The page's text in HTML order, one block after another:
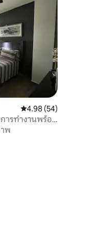
คะแนนเฉลี่ย 4.98 จาก
4.98 (54)
ารทำงานพร้อม
พ